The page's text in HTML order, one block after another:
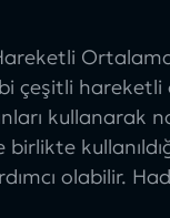
çeşitli
birlikte
olabilir.